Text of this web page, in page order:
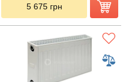
5 675 грн